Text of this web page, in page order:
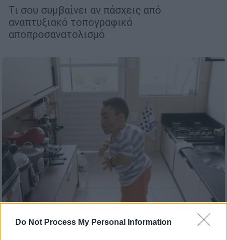
Do Not Process My Personal Information
Τι σου συμβαίνει αν πάσχεις από
αναπτυξιακό τοπογραφικό
αποπροσανατολισμό
Κόσμος|04.07.2026 12:22